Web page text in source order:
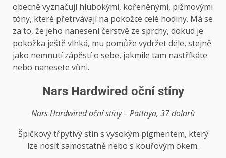
obecně vyznačují hlubokými, kořeněnými, pižmovými
tóny, které přetrvávají na pokožce celé hodiny. Má se
za to, že jeho nanesení čerstvě ze sprchy, dokud je
pokožka ještě vlhká, mu pomůže vydržet déle, stejně
jako nemnutí zápěstí o sebe, jakmile tam nastříkáte
nebo nanesete vůni.
Nars Hardwired oční stíny
Nars Hardwired oční stíny – Pattaya, 37 dolarů
Špičkový třpytivý stín s vysokým pigmentem, který
lze nosit samostatně nebo s kouřovým okem.